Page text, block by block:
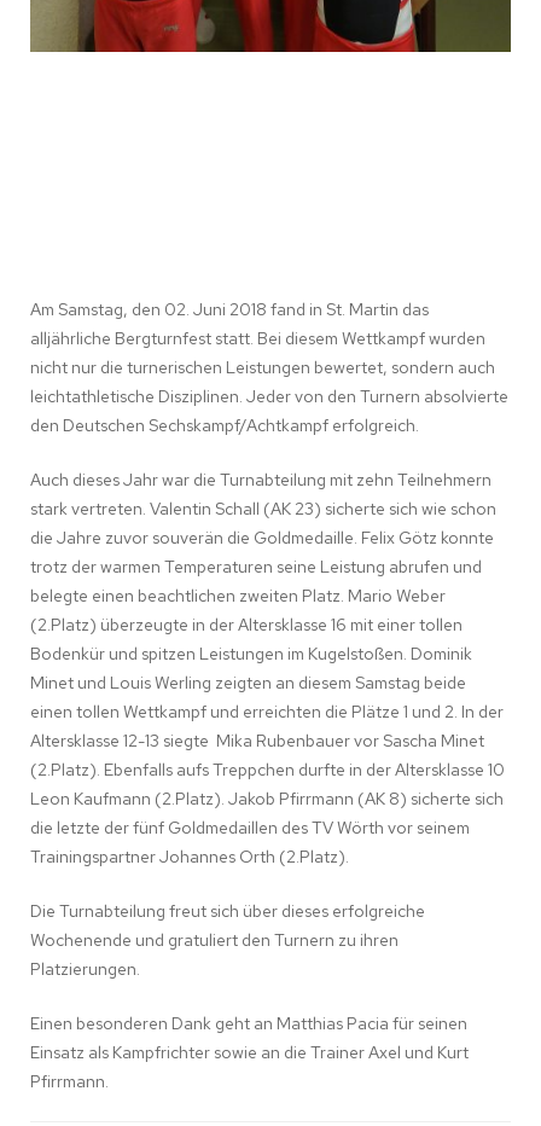
Am Samstag, den 02. Juni 2018 fand in St. Martin das
alljährliche Bergturnfest statt. Bei diesem Wettkampf wurden
nicht nur die turnerischen Leistungen bewertet, sondern auch
leichtathletische Disziplinen. Jeder von den Turnern absolvierte
den Deutschen Sechskampf/Achtkampf erfolgreich.
Auch dieses Jahr war die Turnabteilung mit zehn Teilnehmern
stark vertreten. Valentin Schall (AK 23) sicherte sich wie schon
die Jahre zuvor souverän die Goldmedaille. Felix Götz konnte
trotz der warmen Temperaturen seine Leistung abrufen und
belegte einen beachtlichen zweiten Platz. Mario Weber
(2.Platz) überzeugte in der Altersklasse 16 mit einer tollen
Bodenkür und spitzen Leistungen im Kugelstoßen. Dominik
Minet und Louis Werling zeigten an diesem Samstag beide
einen tollen Wettkampf und erreichten die Plätze 1 und 2. In der
Altersklasse 12-13 siegte Mika Rubenbauer vor Sascha Minet
(2.Platz). Ebenfalls aufs Treppchen durfte in der Altersklasse 10
Leon Kaufmann (2.Platz). Jakob Pfirrmann (AK 8) sicherte sich
die letzte der fünf Goldmedaillen des TV Wörth vor seinem
Trainingspartner Johannes Orth (2.Platz).
Die Turnabteilung freut sich über dieses erfolgreiche
Wochenende und gratuliert den Turnern zu ihren
Platzierungen.
Einen besonderen Dank geht an Matthias Pacia für seinen
Einsatz als Kampfrichter sowie an die Trainer Axel und Kurt
Pfirrmann.